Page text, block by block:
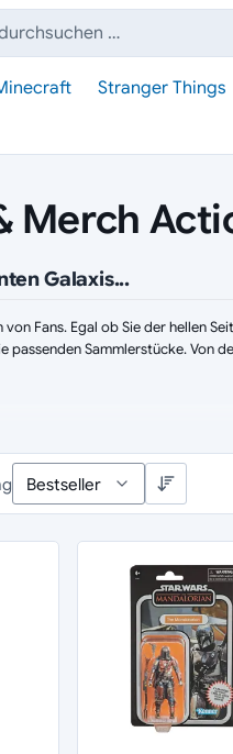
Stranger Things
Merch
Galaxis...
Fans. Egal ob Sie der hellen
passenden Sammlerstücke. Von
Sammler. Hochdetaillierte, ca. 15
Figuren (ca. 10 cm) auf
der Verpackung ist, und
in Ihr Regal. Egal ob